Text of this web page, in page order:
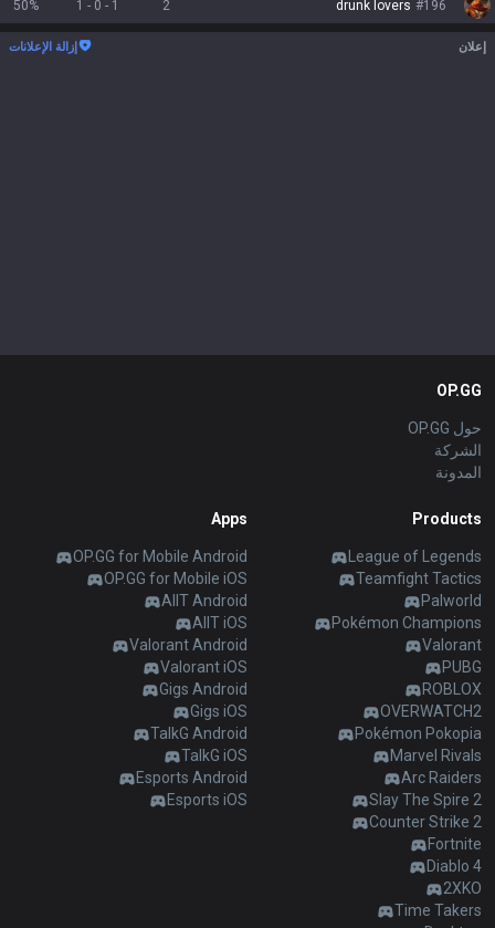
drunk lovers #196
2
1
-
0
-
1
50%
إعلان إزالة الإعلانات
OP.GG
حول OP.GG
الشركة
المدونة
Products
League of Legends
Teamfight Tactics
Palworld
Pokémon Champions
Valorant
PUBG
ROBLOX
OVERWATCH2
Pokémon Pokopia
Marvel Rivals
Arc Raiders
Slay The Spire 2
Counter Strike 2
Fortnite
Diablo 4
2XKO
Time Takers
Apps
OP.GG for Mobile Android
OP.GG for Mobile iOS
AllT Android
AllT iOS
Valorant Android
Valorant iOS
Gigs Android
Gigs iOS
TalkG Android
TalkG iOS
Esports Android
Esports iOS